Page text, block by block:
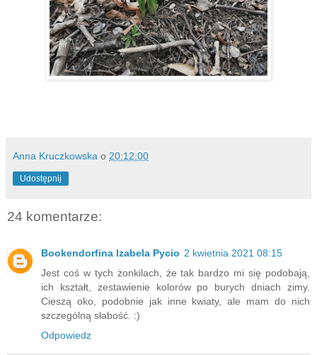
Anna Kruczkowska o 20:12:00
Udostępnij
24 komentarze:
Bookendorfina Izabela Pycio 2 kwietnia 2021 08:15
Jest coś w tych żonkilach, że tak bardzo mi się podobają,
ich kształt, zestawienie kolorów po burych dniach zimy.
Cieszą oko, podobnie jak inne kwiaty, ale mam do nich
szczególną słabość. :)
Odpowiedz